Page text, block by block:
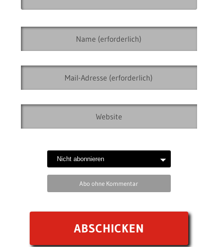
Abo ohne Kommentar